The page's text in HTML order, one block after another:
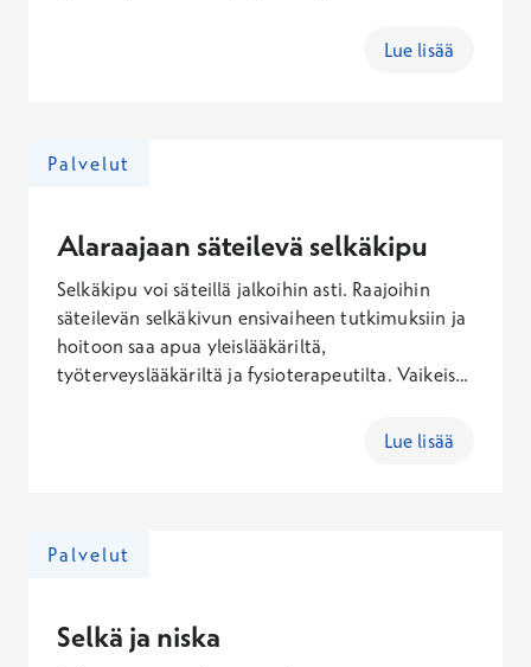
Lue lisää
Palvelut
Alaraajaan säteilevä selkäkipu
Selkäkipu voi säteillä jalkoihin asti. Raajoihin
säteilevän selkäkivun ensivaiheen tutkimuksiin ja
hoitoon saa apua yleislääkäriltä,
työterveyslääkäriltä ja fysioterapeutilta. Vaikeissa
erikoislääkärin, ortopedian ja traumatologian
Lue lisää
Palvelut
Selkä ja niska